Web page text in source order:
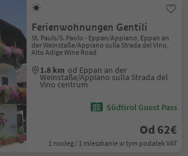
Ferienwohnungen Gentili
St. Pauls/S. Paolo - Eppan/Appiano, Eppan an
der Weinstaße/Appiano sulla Strada del Vino,
Alto Adige Wine Road
1.8 km od Eppan an der
Weinstaße/Appiano sulla Strada del
Vino centrum
Südtirol Guest Pass
Od 62€
1 nocleg / 1 mieszkanie w tym podatek VAT